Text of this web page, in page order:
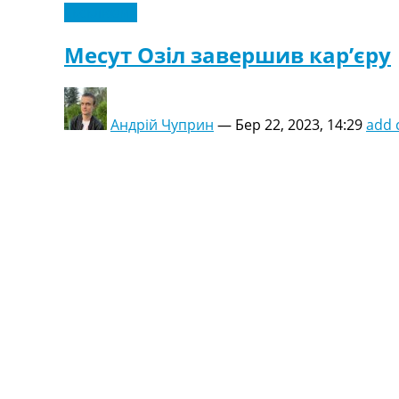
Месут Озіл завершив кар’єру
Андрій Чуприн — Бер 22, 2023, 14:29add